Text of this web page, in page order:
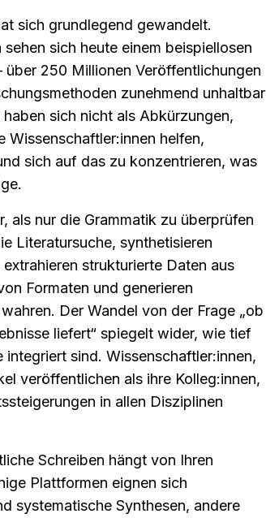
sich grundlegend gewandelt.
sich heute einem beispiellosen
250 Millionen Veröffentlichungen
zunehmend unhaltbar
sich nicht als Abkürzungen,
Wissenschaftler:innen helfen,
sich auf das zu konzentrieren, was
als nur die Grammatik zu überprüfen
Literatursuche, synthetisieren
strukturierte Daten aus
Formaten und generieren
Der Wandel von der Frage „ob
liefert“ spiegelt wider, wie tief
sind. Wissenschaftler:innen,
veröffentlichen als ihre Kolleg:innen,
in allen Disziplinen
Schreiben hängt von Ihren
Plattformen eignen sich
systematische Synthesen, andere